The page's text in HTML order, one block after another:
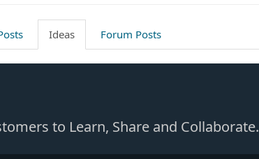
Ideas Forum Posts
to Learn, Share and Collaborate.